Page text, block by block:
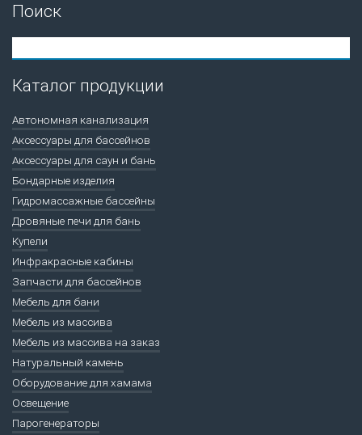
Поиск
Каталог продукции
Автономная канализация
Аксессуары для бассейнов
Аксессуары для саун и бань
Бондарные изделия
Гидромассажные бассейны
Дровяные печи для бань
Купели
Инфракрасные кабины
Запчасти для бассейнов
Мебель для бани
Мебель из массива
Мебель из массива на заказ
Натуральный камень
Оборудование для хамама
Освещение
Парогенераторы